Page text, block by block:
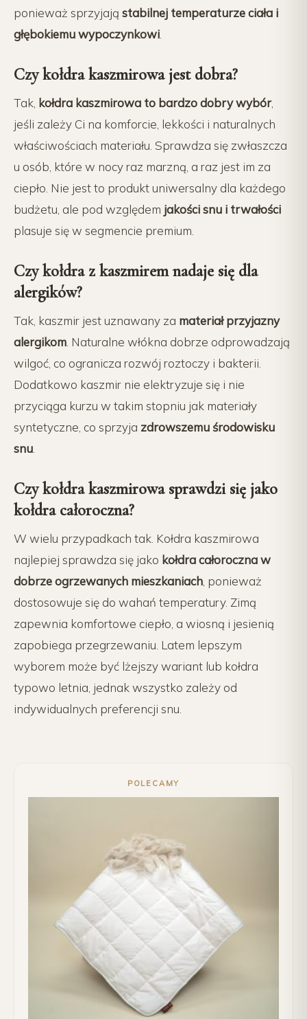
ponieważ sprzyjają stabilnej temperaturze ciała i
głębokiemu wypoczynkowi.
Czy kołdra kaszmirowa jest dobra?
Tak, kołdra kaszmirowa to bardzo dobry wybór,
jeśli zależy Ci na komforcie, lekkości i naturalnych
właściwościach materiału. Sprawdza się zwłaszcza
u osób, które w nocy raz marzną, a raz jest im za
ciepło. Nie jest to produkt uniwersalny dla każdego
budżetu, ale pod względem jakości snu i trwałości
plasuje się w segmencie premium.
Czy kołdra z kaszmirem nadaje się dla
alergików?
Tak, kaszmir jest uznawany za materiał przyjazny
alergikom. Naturalne włókna dobrze odprowadzają
wilgoć, co ogranicza rozwój roztoczy i bakterii.
Dodatkowo kaszmir nie elektryzuje się i nie
przyciąga kurzu w takim stopniu jak materiały
syntetyczne, co sprzyja zdrowszemu środowisku
snu.
Czy kołdra kaszmirowa sprawdzi się jako
kołdra całoroczna?
W wielu przypadkach tak. Kołdra kaszmirowa
najlepiej sprawdza się jako kołdra całoroczna w
dobrze ogrzewanych mieszkaniach, ponieważ
dostosowuje się do wahań temperatury. Zimą
zapewnia komfortowe ciepło, a wiosną i jesienią
zapobiega przegrzewaniu. Latem lepszym
wyborem może być lżejszy wariant lub kołdra
typowo letnia, jednak wszystko zależy od
indywidualnych preferencji snu.
POLECAMY